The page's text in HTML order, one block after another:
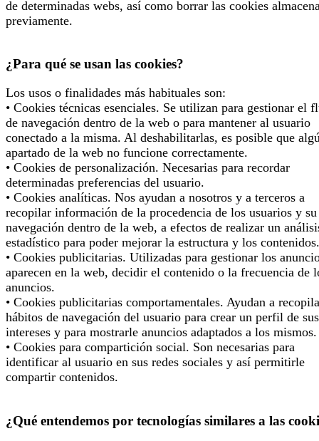
de determinadas webs, así como borrar las cookies
previamente.
¿Para qué se usan las cookies?
Los usos o finalidades más habituales son:
• Cookies técnicas esenciales. Se utilizan para gestionar el
de navegación dentro de la web o para mantener al usuario
conectado a la misma. Al deshabilitarlas, es posible que
apartado de la web no funcione correctamente.
• Cookies de personalización. Necesarias para recordar
determinadas preferencias del usuario.
• Cookies analíticas. Nos ayudan a nosotros y a terceros a
recopilar información de la procedencia de los usuarios y su
navegación dentro de la web, a efectos de realizar un
estadístico para poder mejorar la estructura y los contenidos.
• Cookies publicitarias. Utilizadas para gestionar los
aparecen en la web, decidir el contenido o la frecuencia de
anuncios.
• Cookies publicitarias comportamentales. Ayudan a
hábitos de navegación del usuario para crear un perfil de sus
intereses y para mostrarle anuncios adaptados a los mismos.
• Cookies para compartición social. Son necesarias para
identificar al usuario en sus redes sociales y así permitirle
compartir contenidos.
¿Qué entendemos por tecnologías similares a las